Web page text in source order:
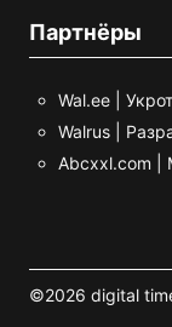
Партнёры
Wal.ee |
Walrus |
Abcxxl.com |
©2026 digital